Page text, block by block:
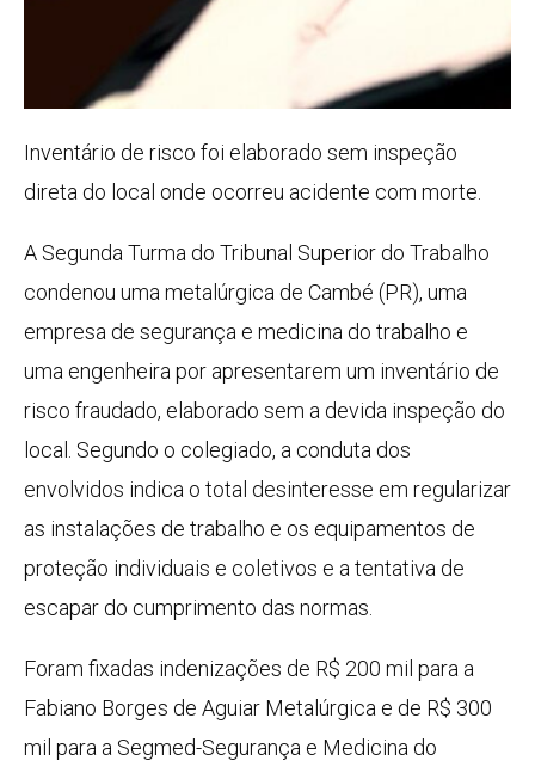
Inventário de risco foi elaborado sem inspeção
direta do local onde ocorreu acidente com morte.
A Segunda Turma do Tribunal Superior do Trabalho
condenou uma metalúrgica de Cambé (PR), uma
empresa de segurança e medicina do trabalho e
uma engenheira por apresentarem um inventário de
risco fraudado, elaborado sem a devida inspeção do
local. Segundo o colegiado, a conduta dos
envolvidos indica o total desinteresse em regularizar
as instalações de trabalho e os equipamentos de
proteção individuais e coletivos e a tentativa de
escapar do cumprimento das normas.
Foram fixadas indenizações de R$ 200 mil para a
Fabiano Borges de Aguiar Metalúrgica e de R$ 300
mil para a Segmed-Segurança e Medicina do